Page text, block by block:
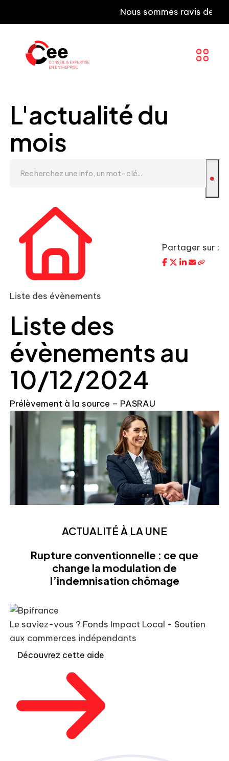
Nous sommes ravis de
L'actualité du
mois
Liste des évènements
Partager sur :
Liste des
évènements au
10/12/2024
Prélèvement à la source – PASRAU
ACTUALITÉ À LA UNE
Rupture conventionnelle : ce que
change la modulation de
l’indemnisation chômage
Le saviez-vous ? Fonds Impact Local - Soutien
aux commerces indépendants
Découvrez cette aide